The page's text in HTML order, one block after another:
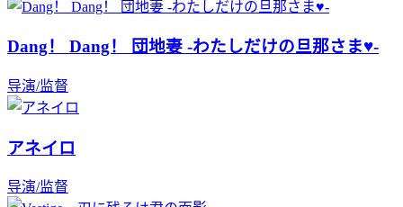
Dang！ Dang！ 団地妻 -わたしだけの旦那さま♥-
导演/监督
アネイロ
导演/监督